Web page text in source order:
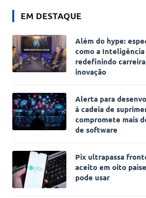
EM DESTAQUE
Além do hype:
como a
redefinindo
inovação
Alerta para
à cadeia de
compromete mais
de software
Pix ultrapassa
aceito em oito
pode usar